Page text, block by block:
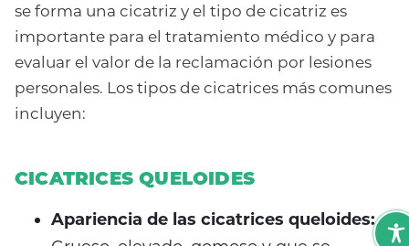
se forma una cicatriz y el tipo de cicatriz es
importante para el tratamiento médico y para
evaluar el valor de la reclamación por lesiones
personales. Los tipos de cicatrices más comunes
incluyen:
CICATRICES QUELOIDES
Apariencia de las cicatrices queloides: